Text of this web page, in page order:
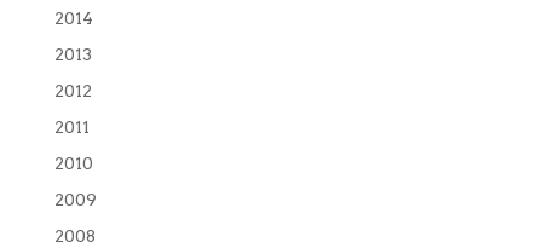
2014
2013
2012
2011
2010
2009
2008